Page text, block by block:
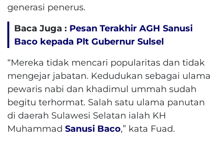
generasi penerus.
Baca Juga : Pesan Terakhir AGH Sanusi
Baco kepada Plt Gubernur Sulsel
“Mereka tidak mencari popularitas dan tidak
mengejar jabatan. Kedudukan sebagai ulama
pewaris nabi dan khadimul ummah sudah
begitu terhormat. Salah satu ulama panutan
di daerah Sulawesi Selatan ialah KH
Muhammad Sanusi Baco,” kata Fuad.